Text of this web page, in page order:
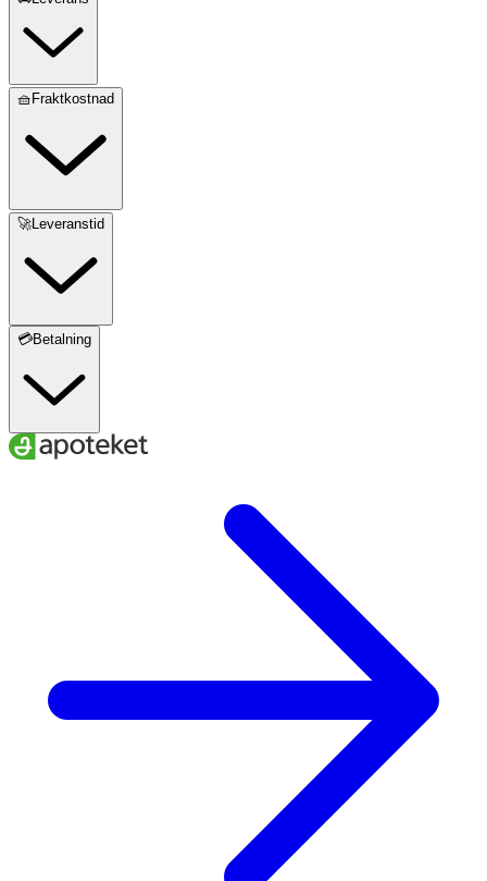
🧺Fraktkostnad
🚀Leveranstid
💳Betalning